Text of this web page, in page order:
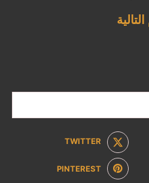
TWITTER
PINTEREST